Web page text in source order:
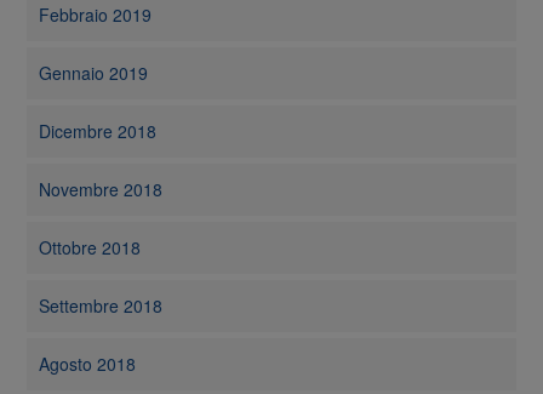
Febbraio 2019
Gennaio 2019
Dicembre 2018
Novembre 2018
Ottobre 2018
Settembre 2018
Agosto 2018